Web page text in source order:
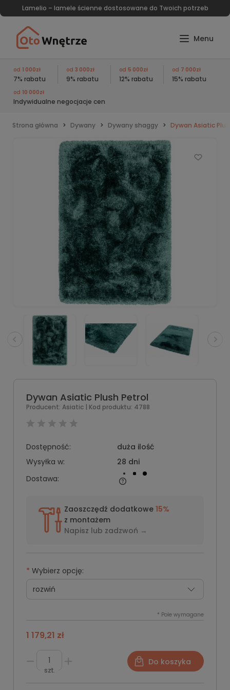
Lamelio – lamele ścienne dostosowane do Twoich potrzeb
od 1 000zł
7% rabatu
od 3 000zł
9% rabatu
od 5 000zł
12% rabatu
od 7 000zł
15% rabatu
od 10 000zł
Indywidualne negocjacje cen
Strona główna Dywany Dywany shaggy Dywan Asiatic
Dywan Asiatic Plush Petrol
Producent: Asiatic | Kod produktu: 4788
Dostępność:
duża ilość
Wysyłka w:
28 dni
Dostawa:
Zaoszczędź dodatkowe 15%
z montażem
Napisz lub zadzwoń →
* Wybierz opcję:
* Pole wymagane
1 179,21 zł
szt.
Do koszyka